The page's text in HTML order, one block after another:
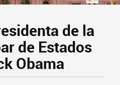
de la
de Estados
Obama